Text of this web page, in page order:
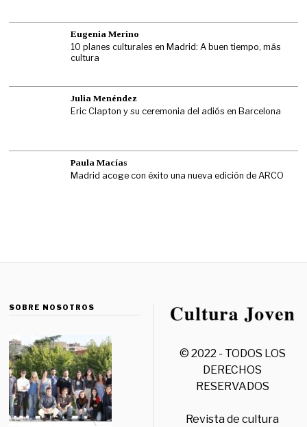
Eugenia Merino
10 planes culturales en Madrid: A buen tiempo, más
cultura
Julia Menéndez
Eric Clapton y su ceremonia del adiós en Barcelona
Paula Macías
Madrid acoge con éxito una nueva edición de ARCO
SOBRE NOSOTROS
© 2022 - TODOS LOS
DERECHOS
RESERVADOS
Revista de cultura